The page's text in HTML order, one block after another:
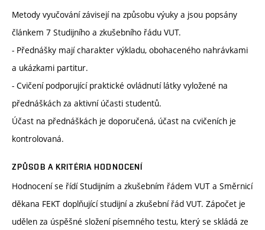
Metody vyučování závisejí na způsobu výuky a jsou popsány
článkem 7 Studijního a zkušebního řádu VUT.
- Přednášky mají charakter výkladu, obohaceného nahrávkami
a ukázkami partitur.
- Cvičení podporující praktické ovládnutí látky vyložené na
přednáškách za aktivní účasti studentů.
Účast na přednáškách je doporučená, účast na cvičeních je
kontrolovaná.
ZPŮSOB A KRITÉRIA HODNOCENÍ
Hodnocení se řídí Studijním a zkušebním řádem VUT a Směrnicí
děkana FEKT doplňující studijní a zkušební řád VUT. Zápočet je
udělen za úspěšné složení písemného testu, který se skládá ze